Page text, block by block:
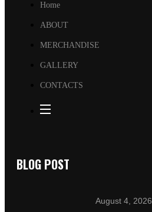
Home
ABOUT
MERCHANDISE
GALLERY
CONTACTS
BLOG POST
August 4, 2026